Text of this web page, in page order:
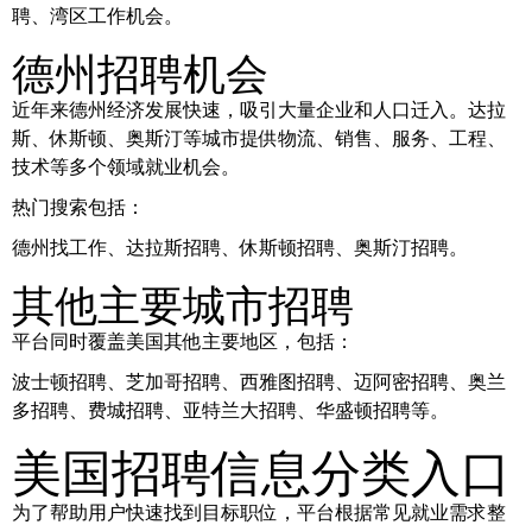
聘、湾区工作机会。
德州招聘机会
近年来德州经济发展快速，吸引大量企业和人口迁入。达拉
斯、休斯顿、奥斯汀等城市提供物流、销售、服务、工程、
技术等多个领域就业机会。
热门搜索包括：
德州找工作、达拉斯招聘、休斯顿招聘、奥斯汀招聘。
其他主要城市招聘
平台同时覆盖美国其他主要地区，包括：
波士顿招聘、芝加哥招聘、西雅图招聘、迈阿密招聘、奥兰
多招聘、费城招聘、亚特兰大招聘、华盛顿招聘等。
美国招聘信息分类入口
为了帮助用户快速找到目标职位，平台根据常见就业需求整